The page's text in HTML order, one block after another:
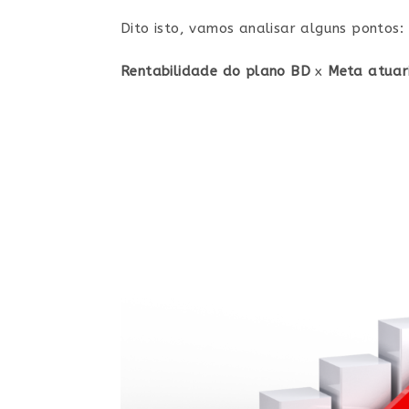
Dito isto, vamos analisar alguns pontos:
Rentabilidade do plano BD x Meta